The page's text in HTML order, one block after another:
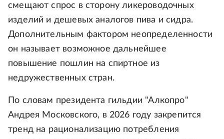
смещают спрос в сторону ликероводочных
изделий и дешевых аналогов пива и сидра.
Дополнительным фактором неопределенности
он называет возможное дальнейшее
повышение пошлин на спиртное из
недружественных стран.
По словам президента гильдии "Алкопро"
Андрея Московского, в 2026 году закрепится
тренд на рационализацию потребления